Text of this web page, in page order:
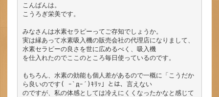
こんばんは。
こうろぎ栄美です。
みなさんは水素セラピーってご存知でしょうか。
実は縁あって水素吸入機の販売会社の代理店になりまして、
水素セラピーの良さを世に広めるべく、吸入機
を仕入れたのでここのところ毎日使っているのです。
もちろん、水素の効能も個人差があるので一概に「こうだか
ら良いのです( ｰ`дｰ´)ｷﾘｯ」とは、言えない
のですが、私の体感としては冷えにくくなったかなと感じて